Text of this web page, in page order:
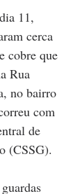
11,
cerca
cobre que
Rua
no bairro
com
de
(CSSG).